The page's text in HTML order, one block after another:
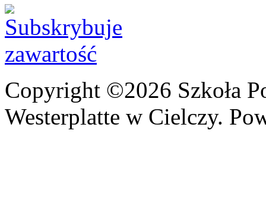
Copyright ©2026 Szkoła
Westerplatte w Cielczy.